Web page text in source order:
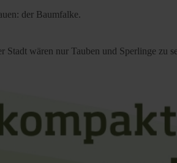
der Baumfalke.
wären nur Tauben und Sperlinge zu